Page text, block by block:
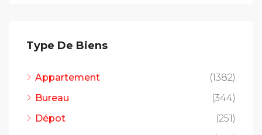
Type De Biens
Appartement
(1382)
Bureau
(344)
Dépot
(251)